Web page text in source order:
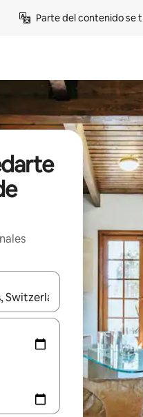
Parte del contenido se
podrás navegar usando las